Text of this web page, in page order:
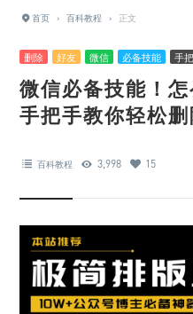
首页 › 百科教程 › 正文
删除 好友 微信 必备技能 手
微信必备技能！
手把手教你轻松
百科教程 3,998 15